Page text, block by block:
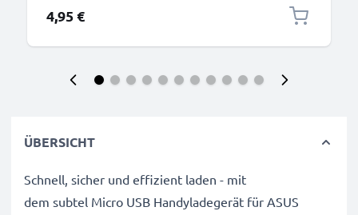
4,95 €
ÜBERSICHT
Schnell, sicher und effizient laden - mit
dem subtel Micro USB Handyladegerät für ASUS